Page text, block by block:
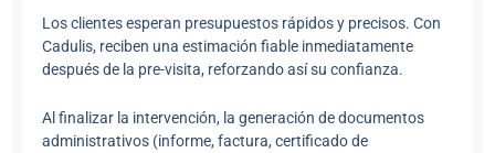
Los clientes esperan presupuestos rápidos y precisos. Con
Cadulis, reciben una estimación fiable inmediatamente
después de la pre-visita, reforzando así su confianza.
Al finalizar la intervención, la generación de documentos
administrativos (informe, factura, certificado de